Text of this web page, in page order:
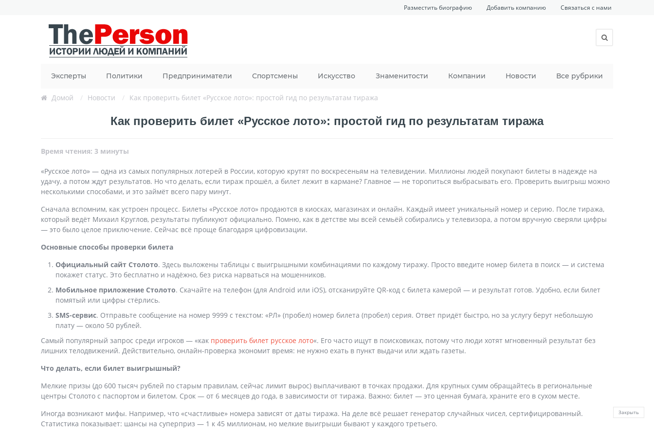
Разместить биографию Добавить компанию Связаться с нами
Эксперты Политики Предприниматели Спортсмены Искусство Знаменитости Компании Новости Все рубрики
Домой / Новости / Как проверить билет «Русское лото»: простой гид по результатам тиража
Как проверить билет «Русское лото»: простой гид по результатам тиража
Время чтения: 3 минуты
«Русское лото» — одна из самых популярных лотерей в России, которую крутят по воскресеньям на телевидении. Миллионы людей покупают билеты в надежде на
удачу, а потом ждут результатов. Но что делать, если тираж прошёл, а билет лежит в кармане? Главное — не торопиться выбрасывать его. Проверить выигрыш можно
несколькими способами, и это займёт всего пару минут.
Сначала вспомним, как устроен процесс. Билеты «Русское лото» продаются в киосках, магазинах и онлайн. Каждый имеет уникальный номер и серию. После тиража,
который ведёт Михаил Круглов, результаты публикуют официально. Помню, как в детстве мы всей семьёй собирались у телевизора, а потом вручную сверяли цифры
— это было целое приключение. Сейчас всё проще благодаря цифровизации.
Основные способы проверки билета
Официальный сайт Столото. Здесь выложены таблицы с выигрышными комбинациями по каждому тиражу. Просто введите номер билета в поиск — и система
покажет статус. Это бесплатно и надёжно, без риска нарваться на мошенников.
Мобильное приложение Столото. Скачайте на телефон (для Android или iOS), отсканируйте QR-код с билета камерой — и результат готов. Удобно, если билет
помятый или цифры стёрлись.
SMS-сервис. Отправьте сообщение на номер 9999 с текстом: «РЛ» (пробел) номер билета (пробел) серия. Ответ придёт быстро, но за услугу берут небольшую
плату — около 50 рублей.
Самый популярный запрос среди игроков — «как проверить билет русское лото«. Его часто ищут в поисковиках, потому что люди хотят мгновенный результат без
лишних телодвижений. Действительно, онлайн-проверка экономит время: не нужно ехать в пункт выдачи или ждать газеты.
Что делать, если билет выигрышный?
Мелкие призы (до 600 тысяч рублей по старым правилам, сейчас лимит вырос) выплачивают в точках продажи. Для крупных сумм обращайтесь в региональные
центры Столото с паспортом и билетом. Срок — от 6 месяцев до года, в зависимости от тиража. Важно: билет — это ценная бумага, храните его в сухом месте.
Иногда возникают мифы. Например, что «счастливые» номера зависят от даты тиража. На деле всё решает генератор случайных чисел, сертифицированный.
Статистика показывает: шансы на суперприз — 1 к 45 миллионам, но мелкие выигрыши бывают у каждого третьего.
Закрыть